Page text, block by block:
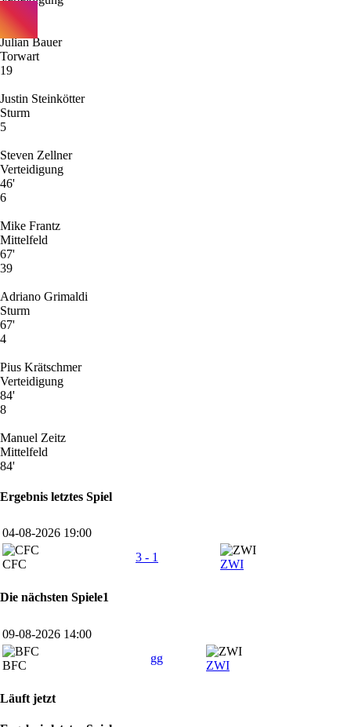
13
Julian Bauer
Torwart
19
Justin Steinkötter
Sturm
5
Steven Zellner
Verteidigung
46'
6
Mike Frantz
Mittelfeld
67'
39
Adriano Grimaldi
Sturm
67'
4
Pius Krätschmer
Verteidigung
84'
8
Manuel Zeitz
Mittelfeld
84'
Ergebnis letztes Spiel
04-08-2026 19:00
CFC
3 - 1
ZWI
Die nächsten Spiele1
09-08-2026 14:00
BFC
gg
ZWI
Läuft jetzt